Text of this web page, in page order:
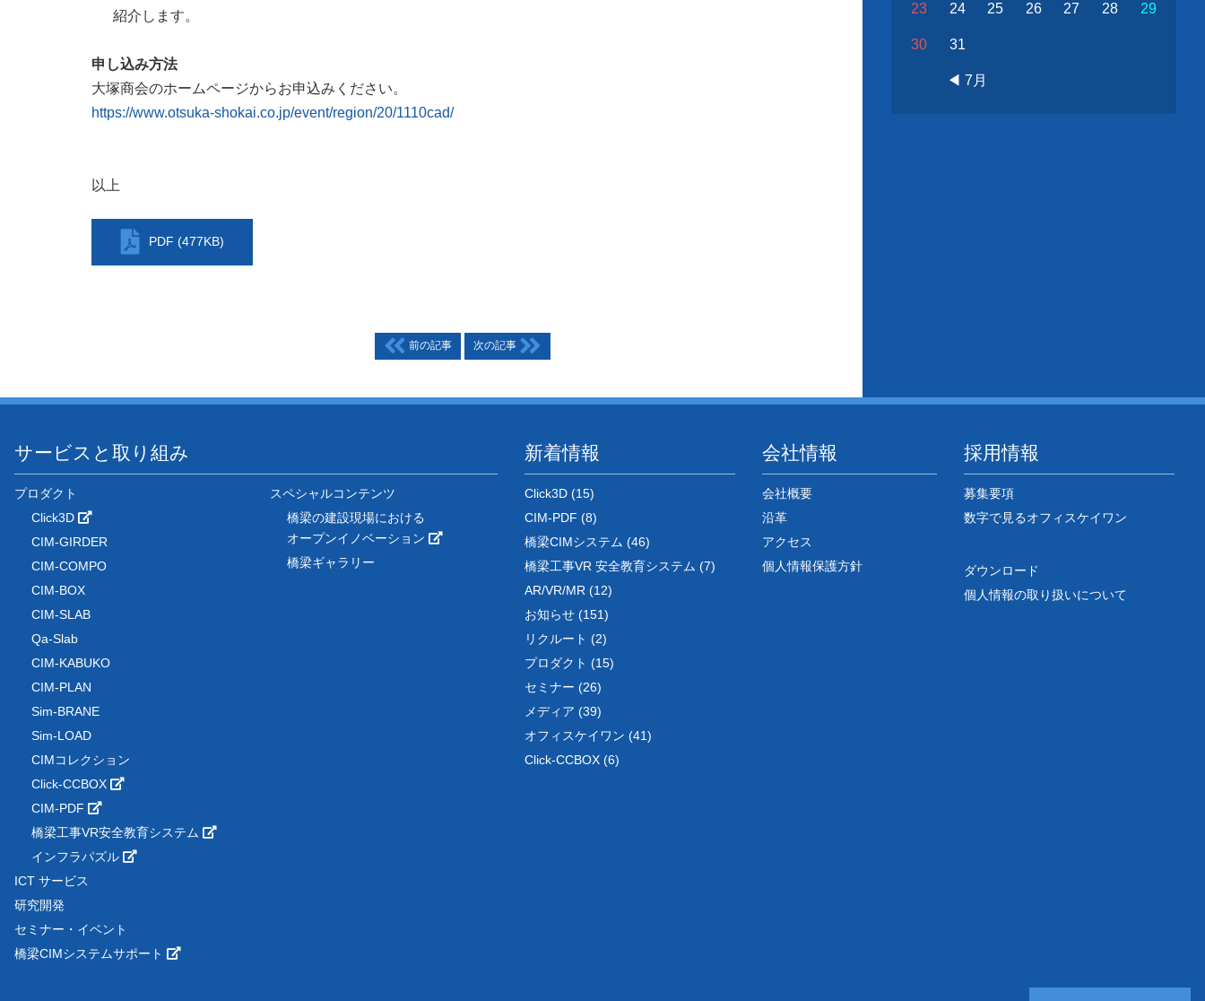
紹介します。
申し込み方法
大塚商会のホームページからお申込みください。
https://www.otsuka-shokai.co.jp/event/region/20/1110cad/
以上
PDF (477KB)
前の記事 次の記事
23 24 25 26 27 28 29
30 31
◀ 7月
サービスと取り組み
プロダクト
Click3D
CIM-GIRDER
CIM-COMPO
CIM-BOX
CIM-SLAB
Qa-Slab
CIM-KABUKO
CIM-PLAN
Sim-BRANE
Sim-LOAD
CIMコレクション
Click-CCBOX
CIM-PDF
橋梁工事VR安全教育システム
インフラパズル
ICT サービス
研究開発
セミナー・イベント
橋梁CIMシステムサポート
スペシャルコンテンツ
橋梁の建設現場における
オープンイノベーション
橋梁ギャラリー
新着情報
Click3D (15)
CIM-PDF (8)
橋梁CIMシステム (46)
橋梁工事VR 安全教育システム (7)
AR/VR/MR (12)
お知らせ (151)
リクルート (2)
プロダクト (15)
セミナー (26)
メディア (39)
オフィスケイワン (41)
Click-CCBOX (6)
会社情報
会社概要
沿革
アクセス
個人情報保護方針
採用情報
募集要項
数字で見るオフィスケイワン
ダウンロード
個人情報の取り扱いについて